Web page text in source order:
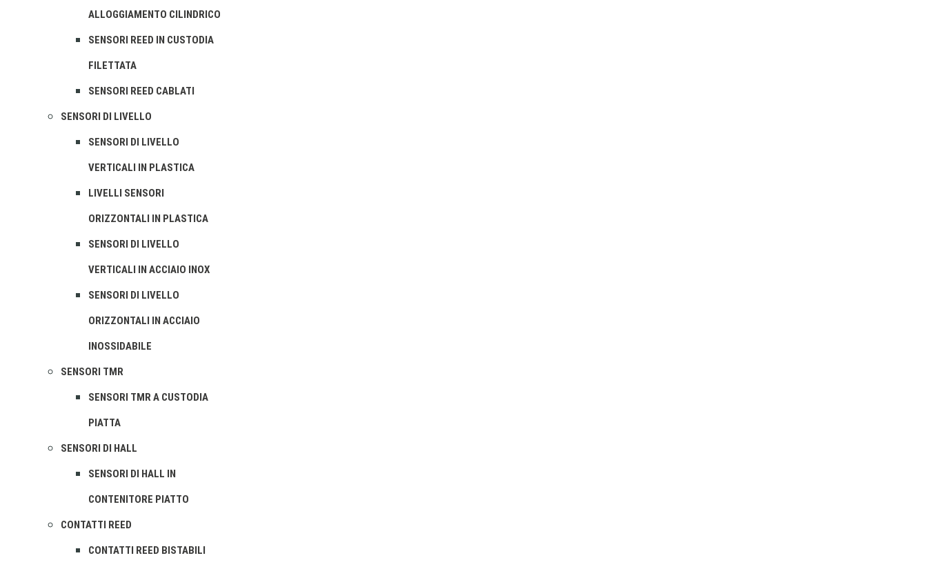
ALLOGGIAMENTO CILINDRICO
SENSORI REED IN CUSTODIA
FILETTATA
SENSORI REED CABLATI
SENSORI DI LIVELLO
SENSORI DI LIVELLO
VERTICALI IN PLASTICA
LIVELLI SENSORI
ORIZZONTALI IN PLASTICA
SENSORI DI LIVELLO
VERTICALI IN ACCIAIO INOX
SENSORI DI LIVELLO
ORIZZONTALI IN ACCIAIO
INOSSIDABILE
SENSORI TMR
SENSORI TMR A CUSTODIA
PIATTA
SENSORI DI HALL
SENSORI DI HALL IN
CONTENITORE PIATTO
CONTATTI REED
CONTATTI REED BISTABILI